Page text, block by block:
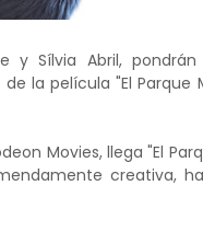
y Sílvia Abril,
la película "El
Movies, llega "El
creativa,